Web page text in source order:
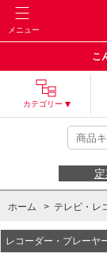
メニュー
こ
カテゴリー
ホーム > テレビ・レ
レコーダー・プレーヤ